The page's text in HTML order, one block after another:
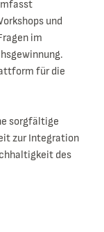
und
im
für die
sorgfältige
zur Integration
des